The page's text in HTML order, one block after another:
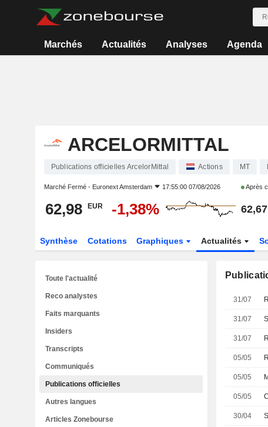
Marchés Actualités Analyses Agenda
ARCELORMITTAL
Publications officielles ArcelorMittal Actions MT
Marché Fermé - Euronext Amsterdam 17:55:00 07/08/2026 Après
62,98 EUR -1,38% 62,67
Synthèse Cotations Graphiques Actualités
31/07
31/07
31/07
05/05
05/05
05/05
30/04
Toute l'actualité
Reco analystes
Faits marquants
Insiders
Transcripts
Communiqués
Publications officielles
Autres langues
Articles Zonebourse